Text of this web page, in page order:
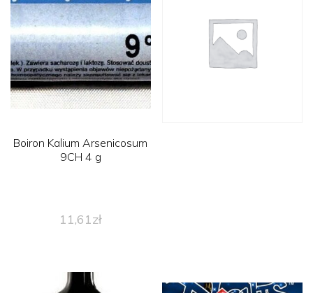
Boiron Kalium Arsenicosum
9CH 4 g
11,61 zł